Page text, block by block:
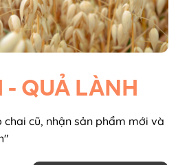
QUẢ LÀNH
cũ, nhận sản phẩm mới và